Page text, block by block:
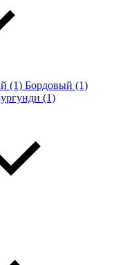
(1) Бордовый (1)
(1)